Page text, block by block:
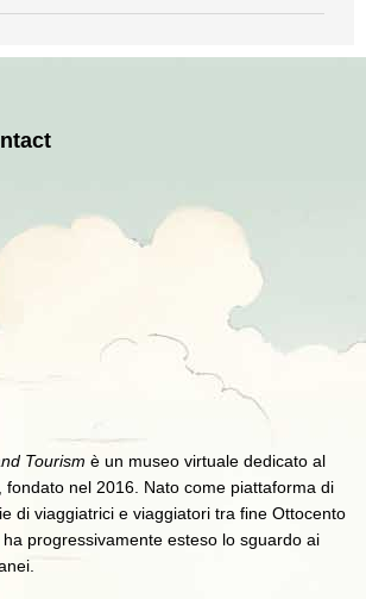
Tourism è un museo virtuale dedicato al
fondato nel 2016. Nato come piattaforma di
di viaggiatrici e viaggiatori tra fine Ottocento
progressivamente esteso lo sguardo ai